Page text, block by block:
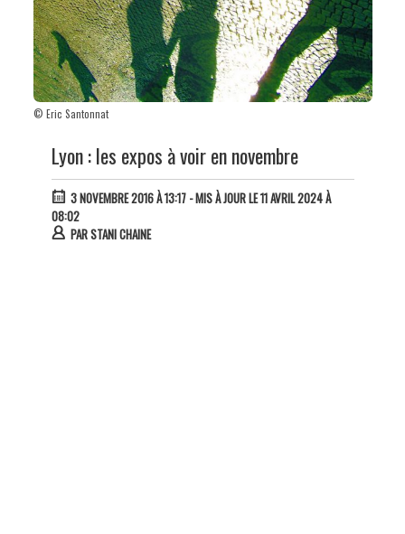
© Eric Santonnat
Lyon : les expos à voir en novembre
3 NOVEMBRE 2016 À 13:17- MIS À JOUR LE 11 AVRIL 2024 À
08:02
PARSTANI CHAINE